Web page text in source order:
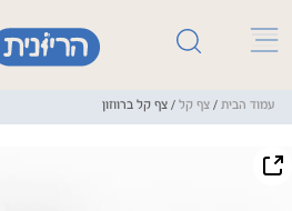
עמוד הבית / צף קל / צף קל ברווזון